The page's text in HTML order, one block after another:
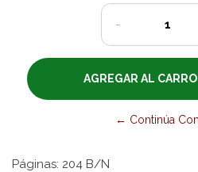
-
← Continúa
Páginas: 204 B/N